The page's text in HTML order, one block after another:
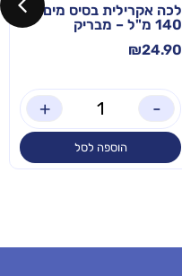
לכה אקרילית בסיס מים
140 מ"ל – מבריק
₪24.90
-
+
הוספה לסל